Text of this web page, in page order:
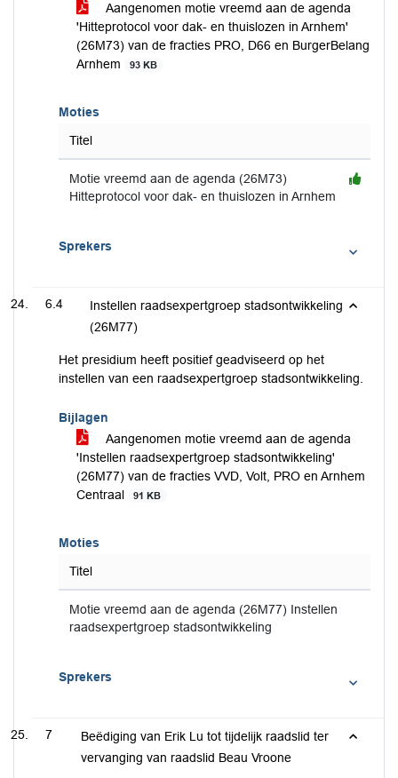
Aangenomen motie vreemd aan de agenda
'Hitteprotocol voor dak- en thuislozen in Arnhem'
(26M73) van de fracties PRO, D66 en BurgerBelang
Arnhem
93 KB
Moties
Titel
Motie vreemd aan de agenda (26M73)
Hitteprotocol voor dak- en thuislozen in Arnhem
Sprekers
6.4
Instellen raadsexpertgroep stadsontwikkeling
(26M77)
Het presidium heeft positief geadviseerd op het
instellen van een raadsexpertgroep stadsontwikkeling.
Bijlagen
Aangenomen motie vreemd aan de agenda
'Instellen raadsexpertgroep stadsontwikkeling'
(26M77) van de fracties VVD, Volt, PRO en Arnhem
Centraal
91 KB
Moties
Titel
Motie vreemd aan de agenda (26M77) Instellen
raadsexpertgroep stadsontwikkeling
Sprekers
7
Beëdiging van Erik Lu tot tijdelijk raadslid ter
vervanging van raadslid Beau Vroone